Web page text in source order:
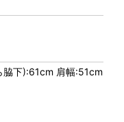
脇下):61cm 肩幅:51cm